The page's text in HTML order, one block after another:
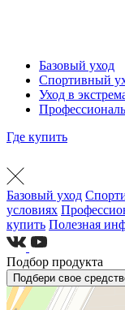
Базовый уход
Спортивный
Уход в
Где купить
Базовый уход
условиях
купить Полезная
Подбор продукта
Подбери свое